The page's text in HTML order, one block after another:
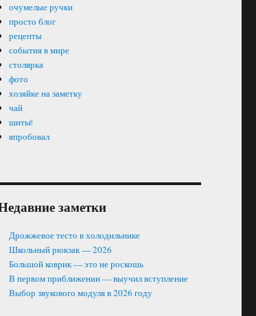
очумелые ручки
просто блог
рецепты
события в мире
столярка
фото
хозяйке на заметку
чай
шитьё
япробовал
заметки
Дрожжевое тесто в холодильнике
Школьный рюкзак — 2026
Большой коврик — это не роскошь
В первом приближении — выучил вступление
Выбор звукового модуля в 2026 году